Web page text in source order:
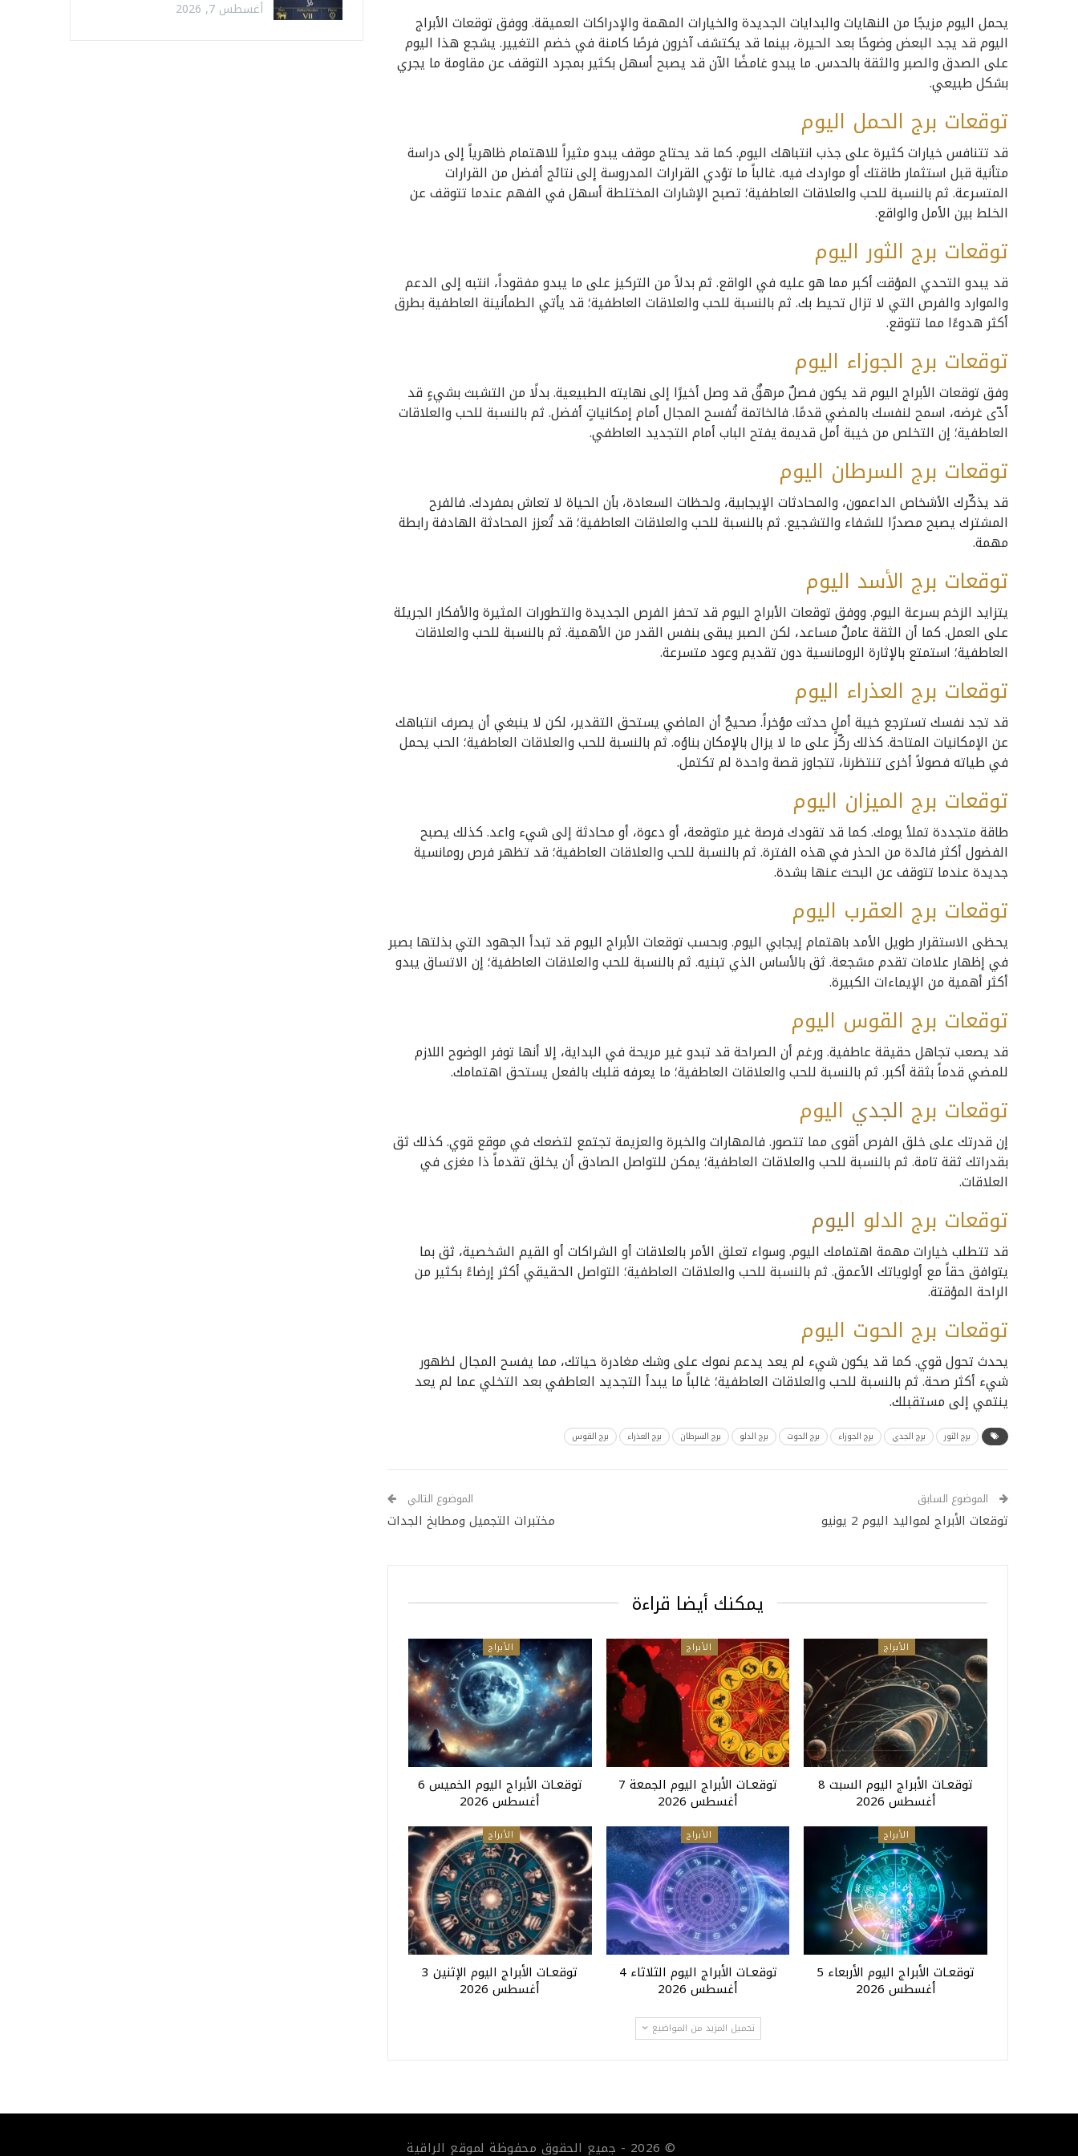
يحمل اليوم مزيجًا من النهايات والبدايات الجديدة والخيارات المهمة والإدراكات العميقة. ووفق توقعات الأبراج
اليوم قد يجد البعض وضوحًا بعد الحيرة، بينما قد يكتشف آخرون فرصًا كامنة في خضم التغيير. يشجع هذا اليوم
على الصدق والصبر والثقة بالحدس. ما يبدو غامضًا الآن قد يصبح أسهل بكثير بمجرد التوقف عن مقاومة ما يجري
بشكل طبيعي.
توقعات برج الحمل اليوم
قد تتنافس خيارات كثيرة على جذب انتباهك اليوم. كما قد يحتاج موقف يبدو مثيراً للاهتمام ظاهرياً إلى دراسة
متأنية قبل استثمار طاقتك أو مواردك فيه. غالباً ما تؤدي القرارات المدروسة إلى نتائج أفضل من القرارات
المتسرعة. ثم بالنسبة للحب والعلاقات العاطفية؛ تصبح الإشارات المختلطة أسهل في الفهم عندما تتوقف عن
الخلط بين الأمل والواقع.
توقعات برج الثور اليوم
قد يبدو التحدي المؤقت أكبر مما هو عليه في الواقع. ثم بدلاً من التركيز على ما يبدو مفقوداً، انتبه إلى الدعم
والموارد والفرص التي لا تزال تحيط بك. ثم بالنسبة للحب والعلاقات العاطفية؛ قد يأتي الطمأنينة العاطفية بطرق
أكثر هدوءًا مما تتوقع.
توقعات برج الجوزاء اليوم
وفق توقعات الأبراج اليوم قد يكون فصلٌ مرهقٌ قد وصل أخيرًا إلى نهايته الطبيعية. بدلًا من التشبث بشيءٍ قد
أدّى غرضه، اسمح لنفسك بالمضي قدمًا. فالخاتمة تُفسح المجال أمام إمكانياتٍ أفضل. ثم بالنسبة للحب والعلاقات
العاطفية؛ إن التخلص من خيبة أمل قديمة يفتح الباب أمام التجديد العاطفي.
توقعات برج السرطان اليوم
قد يذكّرك الأشخاص الداعمون، والمحادثات الإيجابية، ولحظات السعادة، بأن الحياة لا تعاش بمفردك. فالفرح
المشترك يصبح مصدرًا للشفاء والتشجيع. ثم بالنسبة للحب والعلاقات العاطفية؛ قد تُعزز المحادثة الهادفة رابطة
مهمة.
توقعات برج الأسد اليوم
يتزايد الزخم بسرعة اليوم. ووفق توقعات الأبراج اليوم قد تحفز الفرص الجديدة والتطورات المثيرة والأفكار الجريئة
على العمل. كما أن الثقة عاملٌ مساعد، لكن الصبر يبقى بنفس القدر من الأهمية. ثم بالنسبة للحب والعلاقات
العاطفية؛ استمتع بالإثارة الرومانسية دون تقديم وعود متسرعة.
توقعات برج العذراء اليوم
قد تجد نفسك تسترجع خيبة أملٍ حدثت مؤخراً. صحيحٌ أن الماضي يستحق التقدير، لكن لا ينبغي أن يصرف انتباهك
عن الإمكانيات المتاحة. كذلك ركّز على ما لا يزال بالإمكان بناؤه. ثم بالنسبة للحب والعلاقات العاطفية؛ الحب يحمل
في طياته فصولاً أخرى تنتظرنا، تتجاوز قصة واحدة لم تكتمل.
توقعات برج الميزان اليوم
طاقة متجددة تملأ يومك. كما قد تقودك فرصة غير متوقعة، أو دعوة، أو محادثة إلى شيء واعد. كذلك يصبح
الفضول أكثر فائدة من الحذر في هذه الفترة. ثم بالنسبة للحب والعلاقات العاطفية؛ قد تظهر فرص رومانسية
جديدة عندما تتوقف عن البحث عنها بشدة.
توقعات برج العقرب اليوم
يحظى الاستقرار طويل الأمد باهتمام إيجابي اليوم. وبحسب توقعات الأبراج اليوم قد تبدأ الجهود التي بذلتها بصبر
في إظهار علامات تقدم مشجعة. ثق بالأساس الذي تبنيه. ثم بالنسبة للحب والعلاقات العاطفية؛ إن الاتساق يبدو
أكثر أهمية من الإيماءات الكبيرة.
توقعات برج القوس اليوم
قد يصعب تجاهل حقيقة عاطفية. ورغم أن الصراحة قد تبدو غير مريحة في البداية، إلا أنها توفر الوضوح اللازم
للمضي قدماً بثقة أكبر. ثم بالنسبة للحب والعلاقات العاطفية؛ ما يعرفه قلبك بالفعل يستحق اهتمامك.
توقعات برج الجدي اليوم
إن قدرتك على خلق الفرص أقوى مما تتصور. فالمهارات والخبرة والعزيمة تجتمع لتضعك في موقع قوي. كذلك ثق
بقدراتك ثقة تامة. ثم بالنسبة للحب والعلاقات العاطفية؛ يمكن للتواصل الصادق أن يخلق تقدماً ذا مغزى في
العلاقات.
توقعات برج الدلو اليوم
قد تتطلب خيارات مهمة اهتمامك اليوم. وسواء تعلق الأمر بالعلاقات أو الشراكات أو القيم الشخصية، ثق بما
يتوافق حقاً مع أولوياتك الأعمق. ثم بالنسبة للحب والعلاقات العاطفية؛ التواصل الحقيقي أكثر إرضاءً بكثير من
الراحة المؤقتة.
توقعات برج الحوت اليوم
يحدث تحول قوي. كما قد يكون شيء لم يعد يدعم نموك على وشك مغادرة حياتك، مما يفسح المجال لظهور
شيء أكثر صحة. ثم بالنسبة للحب والعلاقات العاطفية؛ غالباً ما يبدأ التجديد العاطفي بعد التخلي عما لم يعد
ينتمي إلى مستقبلك.
برج الثور برج الجدي برج الجوزاء برج الحوت برج الدلو برج السرطان برج العذراء برج القوس
الموضوع السابق
توقعات الأبراج لمواليد اليوم 2 يونيو
الموضوع التالي
مختبرات التجميل ومطابخ الجدات
يمكنك أيضا قراءة
الأبراج
توقعـات الأبراج اليوم السبت 8
أغسطس 2026
الأبراج
توقعـات الأبراج اليوم الجمعة 7
أغسطس 2026
الأبراج
توقعـات الأبراج اليوم الخميس 6
أغسطس 2026
الأبراج
توقعـات الأبراج اليوم الأربعاء 5
أغسطس 2026
الأبراج
توقعـات الأبراج اليوم الثلاثاء 4
أغسطس 2026
الأبراج
توقعـات الأبراج اليوم الإثنين 3
أغسطس 2026
تحميل المزيد من المواضيع
أغسطس 7, 2026
© 2026 - جميع الحقوق محفوظة لموقع الراقية